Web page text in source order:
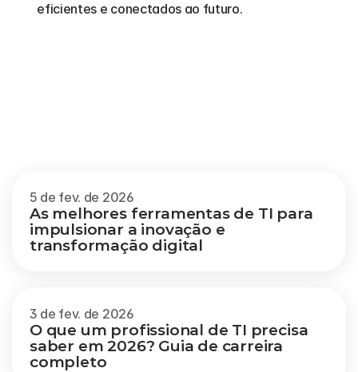
eficientes e conectados ao futuro.
5 de fev. de 2026
As melhores ferramentas de TI para
impulsionar a inovação e
transformação digital
3 de fev. de 2026
O que um profissional de TI precisa
saber em 2026? Guia de carreira
completo